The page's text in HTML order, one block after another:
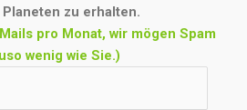
zu erhalten.
pro Monat, wir mögen Spam
wenig wie Sie.)